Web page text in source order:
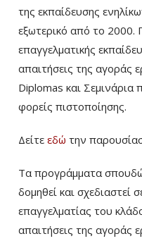
της εκπαίδευσης
εξωτερικό από το 2000.
επαγγελματικής
απαιτήσεις της αγοράς
Diplomas και
φορείς πιστοποίησης.
Δείτε εδώ την
Τα προγράμματα
δομηθεί και σχεδιαστεί
επαγγελματίας του
απαιτήσεις της αγοράς